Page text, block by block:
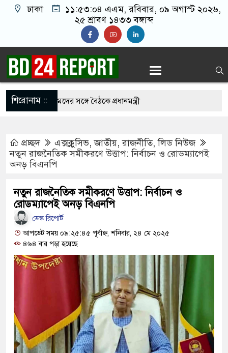
ঢাকা ১১:৫৩:০৫ এএম, রবিবার, ০৯ অগাস্ট ২০২৬,
২৫ শ্রাবণ ১৪৩৩ বঙ্গাব্দ
শিরোনাম ::
শীর্ষ আলেমদের সঙ্গে বৈঠকে প্রধানমন্ত্রী
বুকে জড়িয়ে ধরলেন প্রধানমন্ত্রী
বিভ্রান্তি ছড়াবেন না: প্রধানমন্ত্রী
পড়ে নিজ দেশেই অনিশ্চয়তায় ট্রাম্প
বি’রু’দ্ধে এবার নতুন অভি/যোগ
দল হাসিনার ভাষায় কথা বলছে: মির্জা ফখরুল
অভিনয় ছেড়ে দিয়েছেন হাসান মাসুদ
সার্জনকে বদলি , দুই ঘণ্টায় সিদ্ধান্ত প্রত্যাহার
প্রচ্ছদ এক্সক্লুসিভ,জাতীয়,রাজনীতি,লিড নিউজ
নতুন রাজনৈতিক সমীকরণে উত্তাপ: নির্বাচন ও রোডম্যাপেই
অনড় বিএনপি
নতুন রাজনৈতিক সমীকরণে উত্তাপ: নির্বাচন ও
রোডম্যাপেই অনড় বিএনপি
ডেস্ক রিপোর্ট
আপডেট সময় ০৯:২৫:৪৫ পূর্বাহ্ন, শনিবার, ২৪ মে ২০২৫
৪৬৪ বার পড়া হয়েছে